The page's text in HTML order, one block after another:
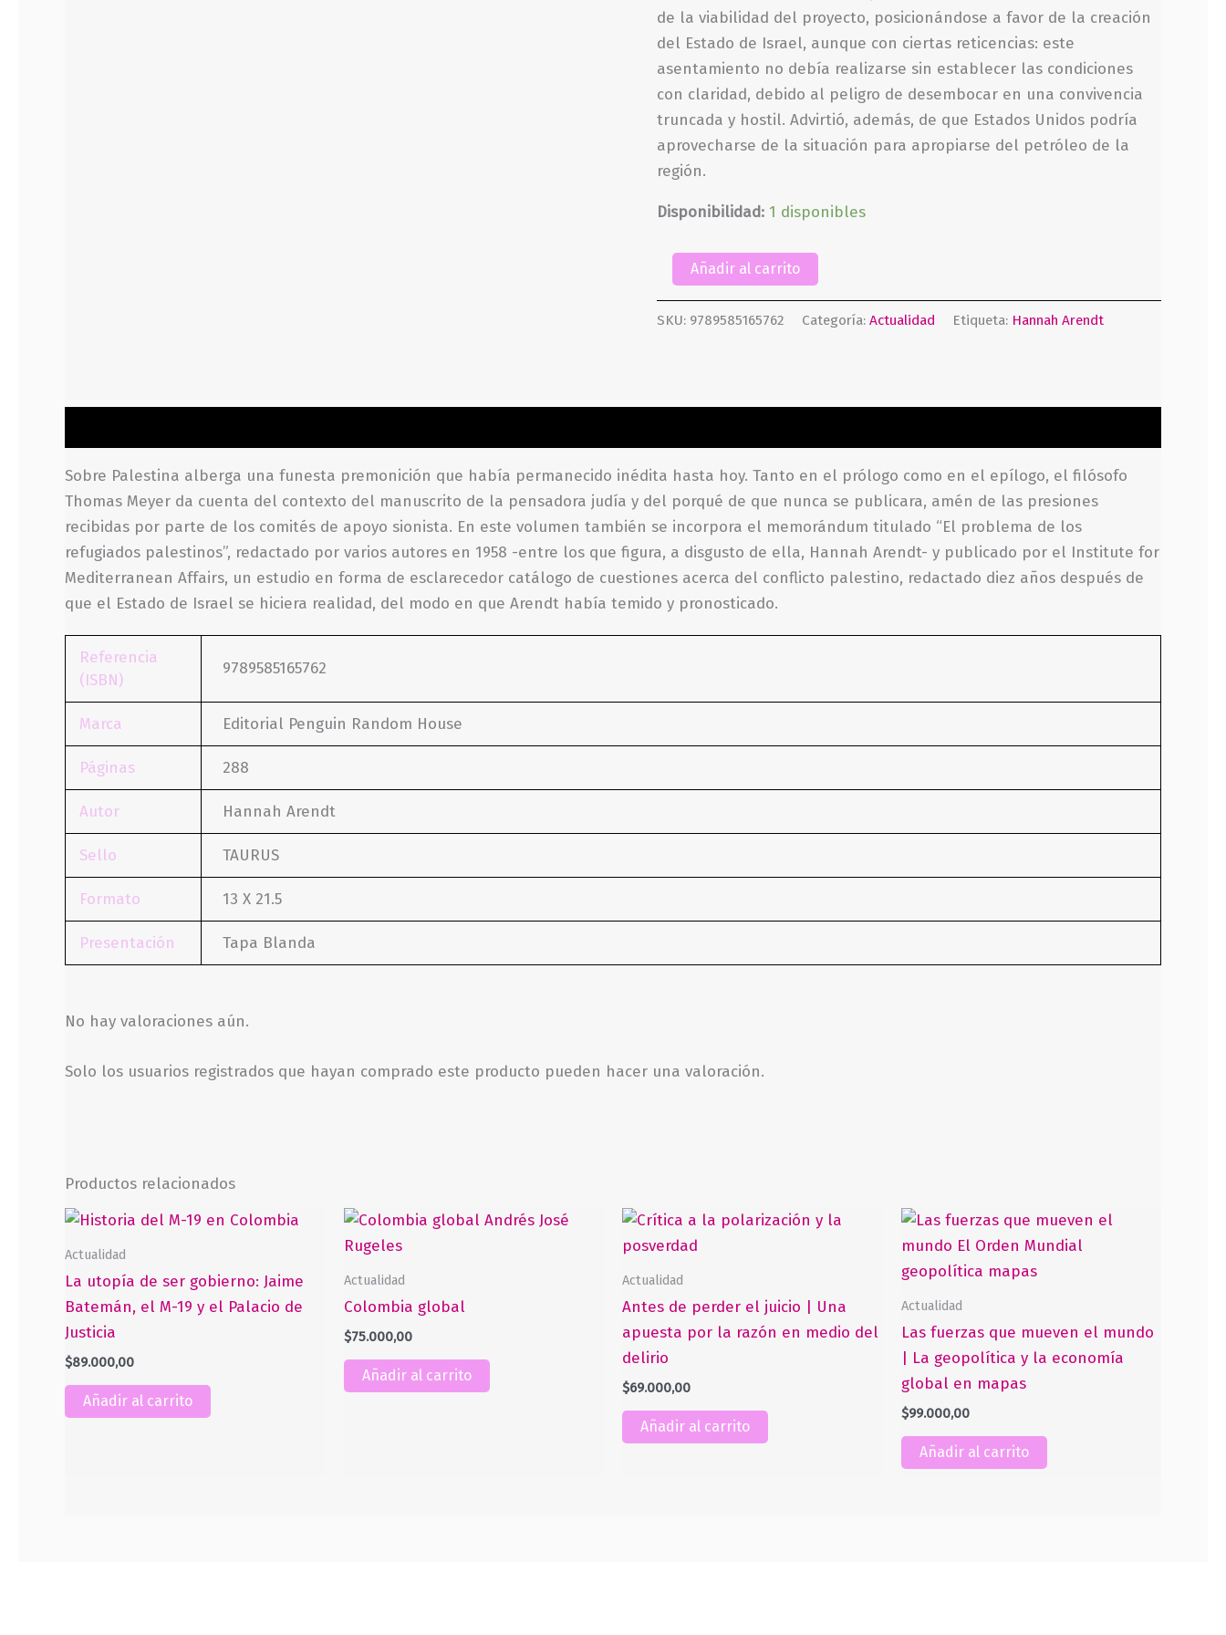
de la viabilidad del proyecto, posicionándose a favor de la creación
del Estado de Israel, aunque con ciertas reticencias: este
asentamiento no debía realizarse sin establecer las condiciones
con claridad, debido al peligro de desembocar en una convivencia
truncada y hostil. Advirtió, además, de que Estados Unidos podría
aprovecharse de la situación para apropiarse del petróleo de la
región.
Disponibilidad: 1 disponibles
Sobre
Palestina
cantidad
Añadir al carrito
SKU: 9789585165762 Categoría:Actualidad Etiqueta: Hannah Arendt
Sobre Palestina alberga una funesta premonición que había permanecido inédita hasta hoy. Tanto en el prólogo como en el epílogo, el filósofo
Thomas Meyer da cuenta del contexto del manuscrito de la pensadora judía y del porqué de que nunca se publicara, amén de las presiones
recibidas por parte de los comités de apoyo sionista. En este volumen también se incorpora el memorándum titulado “El problema de los
refugiados palestinos”, redactado por varios autores en 1958 -entre los que figura, a disgusto de ella, Hannah Arendt- y publicado por el Institute for
Mediterranean Affairs, un estudio en forma de esclarecedor catálogo de cuestiones acerca del conflicto palestino, redactado diez años después de
que el Estado de Israel se hiciera realidad, del modo en que Arendt había temido y pronosticado.
Referencia
(ISBN)
9789585165762
Marca Editorial Penguin Random House
Páginas 288
Autor Hannah Arendt
Sello TAURUS
Formato 13 X 21.5
Presentación Tapa Blanda
No hay valoraciones aún.
Solo los usuarios registrados que hayan comprado este producto pueden hacer una valoración.
Productos relacionados
Actualidad
La utopía de ser gobierno: Jaime
Batemán, el M-19 y el Palacio de
Justicia
$89.000,00
Añadir al carrito
Actualidad
Colombia global
$75.000,00
Añadir al carrito
Actualidad
Antes de perder el juicio | Una
apuesta por la razón en medio del
delirio
$69.000,00
Añadir al carrito
Actualidad
Las fuerzas que mueven el mundo
| La geopolítica y la economía
global en mapas
$99.000,00
Añadir al carrito